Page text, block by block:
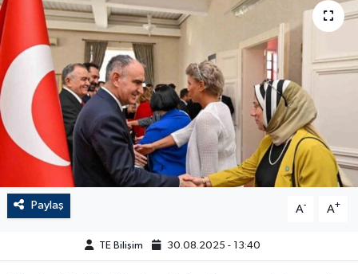
Paylaş A- A+
TE Bilişim 30.08.2025 - 13:40